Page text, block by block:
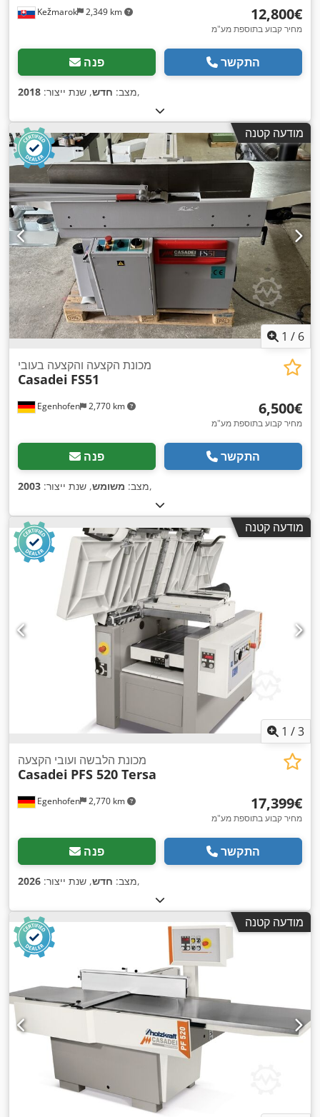
Kežmarok 2,349 km ‏12,800 ‏€
מחיר קבוע בתוספת מע"מ
פנה התקשר
מצב: חדש, שנת ייצור: 2018 ,
מודעה קטנה
1 / 6
Egenhofen 2,770 km
מכונת הקצעה והקצעה בעובי
Casadei FS51
‏6,500 ‏€
מחיר קבוע בתוספת מע"מ
פנה התקשר
מצב: משומש, שנת ייצור: 2003 ,
מודעה קטנה
1 /3
Egenhofen 2,770 km
מכונת הלבשה ועובי הקצעה
Casadei PFS 520 Tersa
‏17,399 ‏€
מחיר קבוע בתוספת מע"מ
פנה התקשר
מצב: חדש, שנת ייצור: 2026 ,
מודעה קטנה